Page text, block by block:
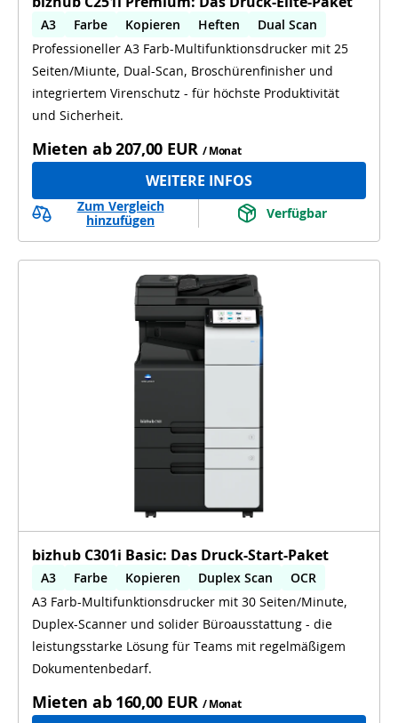
A3 Farbe Kopieren Heften
Dual Scan
OCR
Professioneller A3 Farb-Multifunktionsdrucker mit 25
Seiten/Miunte, Dual-Scan, Broschürenfinisher und
integriertem Virenschutz - für höchste Produktivität
und Sicherheit.
Mieten ab207,00 EUR / Monat
WEITERE INFOS
Zum Vergleich
hinzufügen
Verfügbar
bizhub C301i Basic: Das Druck-Start-Paket
A3 Farbe Kopieren Duplex Scan
OCR
A3 Farb-Multifunktionsdrucker mit 30 Seiten/Minute,
Duplex-Scanner und solider Büroausstattung - die
leistungsstarke Lösung für Teams mit regelmäßigem
Dokumentenbedarf.
Mieten ab 160,00 EUR / Monat